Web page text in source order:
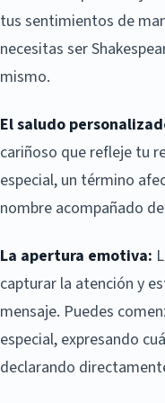
tus sentimientos de
necesitas ser
mismo.
El saludo
cariñoso que refleje tu
especial, un término
nombre acompañado
La apertura emotiva:
capturar la atención y
mensaje. Puedes
especial, expresando
declarando